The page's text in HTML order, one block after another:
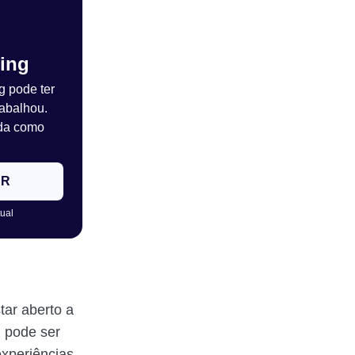
pode ter
como
aberto a
pode ser